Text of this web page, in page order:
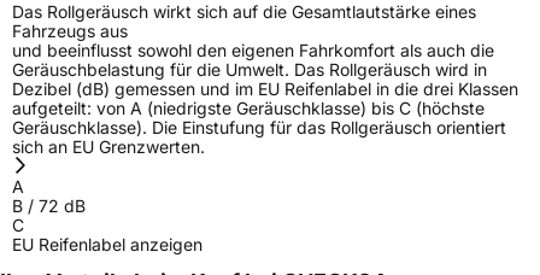
Das Rollgeräusch wirkt sich auf die Gesamtlautstärke eines
Fahrzeugs aus
und beeinflusst sowohl den eigenen Fahrkomfort als auch die
Geräuschbelastung für die Umwelt. Das Rollgeräusch wird in
Dezibel (dB) gemessen und im EU Reifenlabel in die drei Klassen
aufgeteilt: von A (niedrigste Geräuschklasse) bis C (höchste
Geräuschklasse). Die Einstufung für das Rollgeräusch orientiert
sich an EU Grenzwerten.
A
B / 72 dB
C
EU Reifenlabel anzeigen